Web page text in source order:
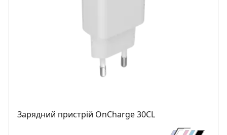
Зарядний пристрій OnCharge 30CL